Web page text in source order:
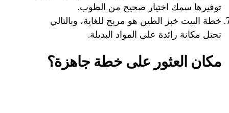
توفيرها سمك اختيار صحيح من الطوب.
خطة البيت خبز الطين هو مريح للغاية، وبالتالي
تحتل مكانة رائدة على المواد البديلة.
مكان العثور على خطة جاهزة؟